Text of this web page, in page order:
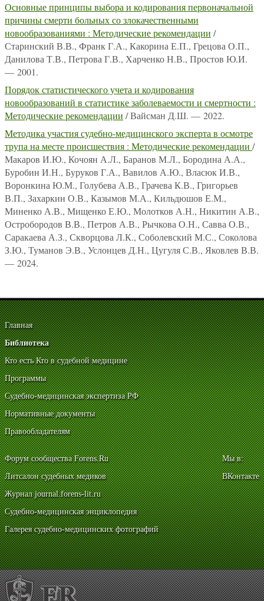
Основные принципы выбора и кодирования первоначальной
причины смерти больных со злокачественными
новообразованиями : Методические рекомендации /
Старинский В.В., Франк Г.А., Какорина Е.П., Грецова О.П.,
Данилова Т.В., Петрова Г.В., Харченко Н.В., Простов Ю.И.
— 2001.
Порядок статистического учета и кодирования
новообразований в статистике заболеваемости и смертности :
Методические рекомендации / Вайсман Д.Ш. — 2022.
Методика участия судебно-медицинского эксперта в осмотре
трупа на месте происшествия : Методические рекомендации /
Макаров И.Ю., Кочоян А.Л., Баранов М.Л., Бородина А.А.,
Буробин И.Н., Буруков Г.А., Вавилов А.Ю., Власюк И.В.,
Воронкина Ю.М., Голубева А.В., Грачева К.В., Григорьев
В.П., Захаркин О.В., Казымов М.А., Кильдюшов Е.М.,
Миненко А.В., Мищенко Е.Ю., Молотков А.Н., Никитин А.В.,
Остробородов В.В., Петров А.В., Рычкова О.Н., Савва О.В.,
Саракаева А.З., Скворцова Л.К., Соболевский М.С., Соколова
З.Ю., Туманов Э.В., Услонцев Д.Н., Цугуля С.В., Яковлев В.В.
— 2024.
Главная
Библиотека
Кто есть Кто в судебной медицине
Программы
Судебно-медицинская экспертиза РФ
Нормативные документы
Правообладателям
Форум сообщества Forens.Ru
Литсалон судебных медиков
Журнал journal.forens-lit.ru
Судебно-медицинская энциклопедия
Галерея судебно-медицинских фотографий
Мы в:
ВКонтакте